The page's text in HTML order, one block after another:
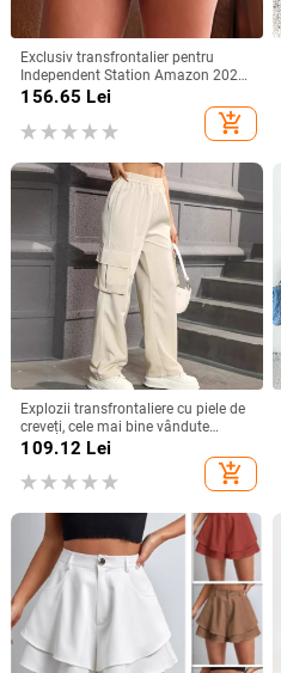
Exclusiv transfrontalier pentru
Independent Station Amazon 2025
Vara nouă la modă, pantaloni
scurți din denim spălat, rupți cu
margini brute, pentru femei
156.65 Lei
add_shopping_cart
Explozii transfrontaliere cu piele de
creveți, cele mai bine vândute
pantaloni drepți Joker, cu aspect
109.12 Lei
add_shopping_cart